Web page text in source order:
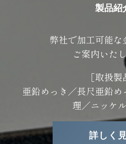
製品紹
弊社で加工可能な
ご案内いた
［取扱
亜鉛めっき／長尺亜鉛
理／ニッケ
詳しく